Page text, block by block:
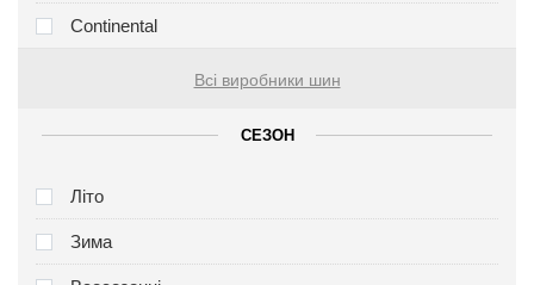
Continental
Всі виробники шин
СЕЗОН
Літо
Зима